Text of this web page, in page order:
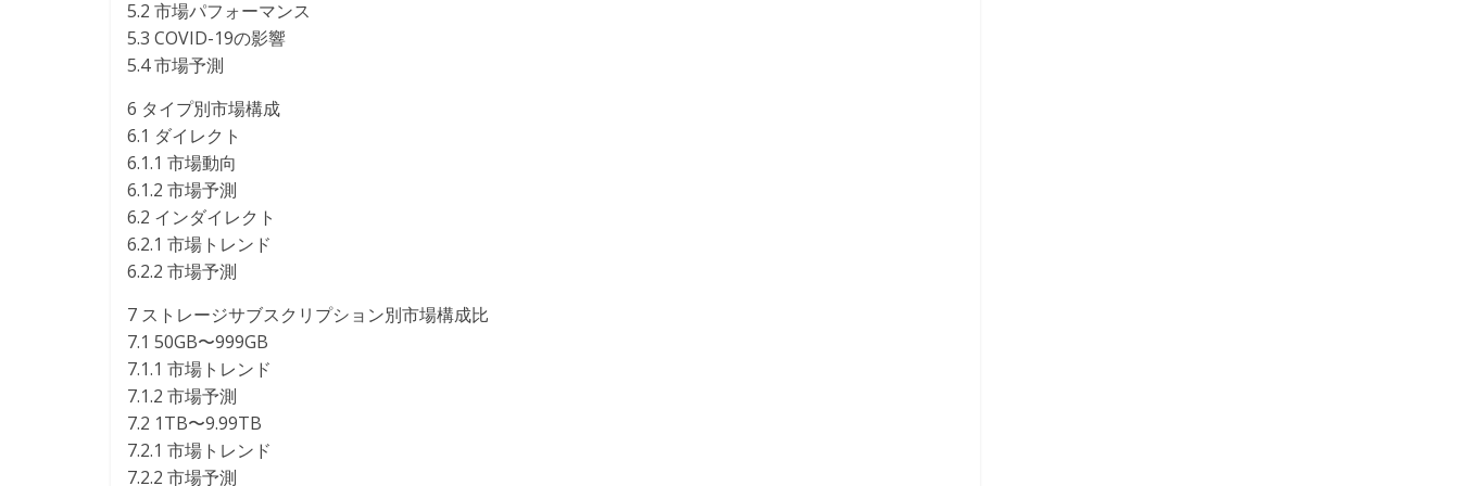
5.2 市場パフォーマンス
5.3 COVID-19の影響
5.4 市場予測
6 タイプ別市場構成
6.1 ダイレクト
6.1.1 市場動向
6.1.2 市場予測
6.2 インダイレクト
6.2.1 市場トレンド
6.2.2 市場予測
7 ストレージサブスクリプション別市場構成比
7.1 50GB〜999GB
7.1.1 市場トレンド
7.1.2 市場予測
7.2 1TB〜9.99TB
7.2.1 市場トレンド
7.2.2 市場予測